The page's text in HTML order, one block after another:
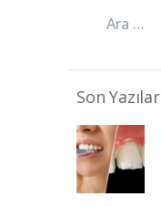
Son Yazılar